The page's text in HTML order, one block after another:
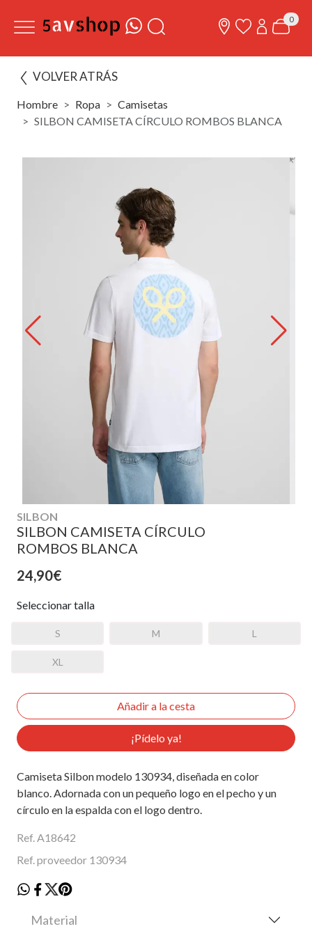
0
VOLVER ATRÁS
Hombre Ropa
Camisetas
SILBON CAMISETA CÍRCULO ROMBOS BLANCA
SILBON
SILBON CAMISETA CÍRCULO
ROMBOS BLANCA
24,90€
Seleccionar talla
S M L
XL
¡Pídelo ya!
Camiseta Silbon modelo 130934, diseñada en color
blanco. Adornada con un pequeño logo en el pecho y un
círculo en la espalda con el logo dentro.
Ref. A18642
Ref. proveedor 130934
Material